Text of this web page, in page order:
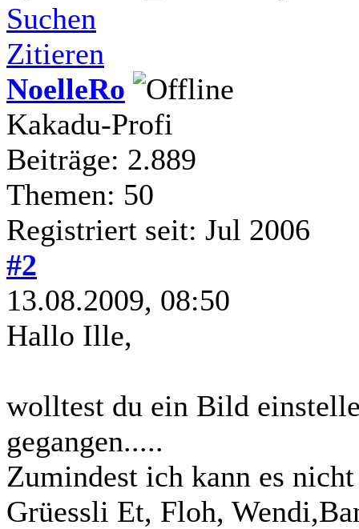
Suchen
Zitieren
NoelleRo
Kakadu-Profi
Beiträge: 2.889
Themen: 50
Registriert seit: Jul 2006
#2
13.08.2009, 08:50
Hallo Ille,
wolltest du ein Bild
gegangen.....
Zumindest ich kann es
Grüessli Et, Floh,